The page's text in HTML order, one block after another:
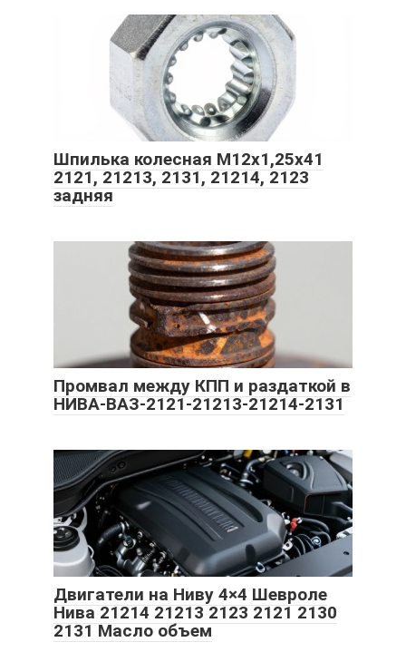
Шпилька колесная М12х1,25х41
2121, 21213, 2131, 21214, 2123
задняя
Промвал между КПП и раздаткой в
НИВА-ВАЗ-2121-21213-21214-2131
Двигатели на Ниву 4×4 Шевроле
Нива 21214 21213 2123 2121 2130
2131 Масло объем